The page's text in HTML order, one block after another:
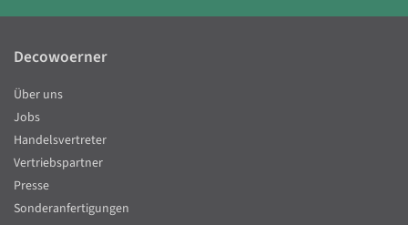
Decowoerner
Über uns
Jobs
Handelsvertreter
Vertriebspartner
Presse
Sonderanfertigungen